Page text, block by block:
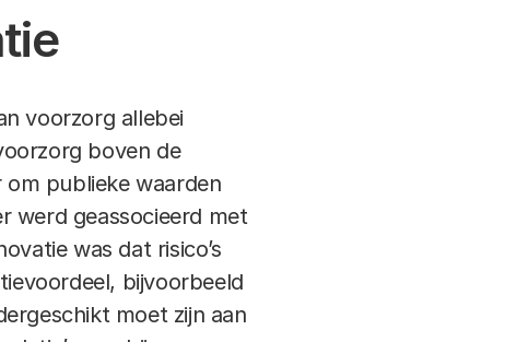
voorzorg allebei
boven de
publieke waarden
werd geassocieerd met
was dat risico’s
bijvoorbeeld
moet zijn aan